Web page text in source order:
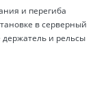
и перегиба
в серверный
и рельсы